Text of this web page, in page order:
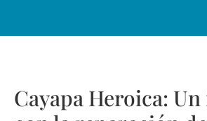
Cayapa Heroica: